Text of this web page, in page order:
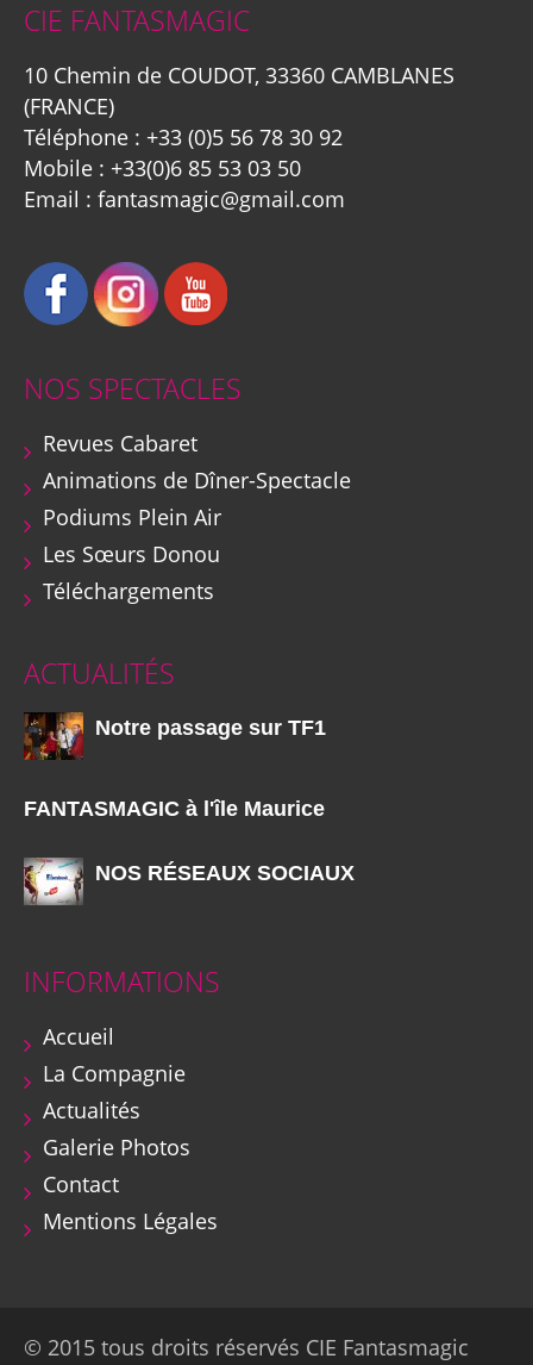
CIE FANTASMAGIC
10 Chemin de COUDOT, 33360 CAMBLANES
(FRANCE)
Téléphone : +33 (0)5 56 78 30 92
Mobile : +33(0)6 85 53 03 50
Email : fantasmagic@gmail.com
NOS SPECTACLES
Revues Cabaret
Animations de Dîner-Spectacle
Podiums Plein Air
Les Sœurs Donou
Téléchargements
ACTUALITÉS
Notre passage sur TF1
FANTASMAGIC à l'île Maurice
NOS RÉSEAUX SOCIAUX
INFORMATIONS
Accueil
La Compagnie
Actualités
Galerie Photos
Contact
Mentions Légales
© 2015 tous droits réservés CIE Fantasmagic